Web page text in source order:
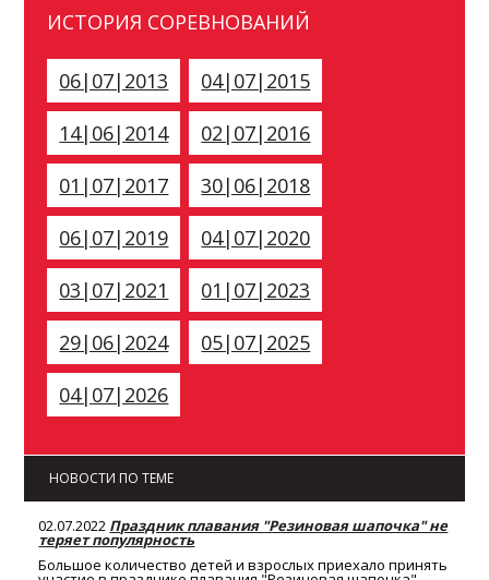
ИСТОРИЯ СОРЕВНОВАНИЙ
06|07|2013
04|07|2015
14|06|2014
02|07|2016
01|07|2017
30|06|2018
06|07|2019
04|07|2020
03|07|2021
01|07|2023
29|06|2024
05|07|2025
04|07|2026
НОВОСТИ ПО ТЕМЕ
02.07.2022 Праздник плавания "Резиновая шапочка" не
теряет популярность
Большое количество детей и взрослых приехало принять